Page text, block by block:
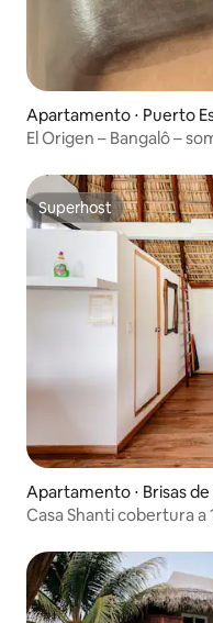
Apartamento ⋅ Puerto
El Origen – Bangalô –
Superhost
Superhost
Apartamento ⋅ Brisas
Casa Shanti cobertura a